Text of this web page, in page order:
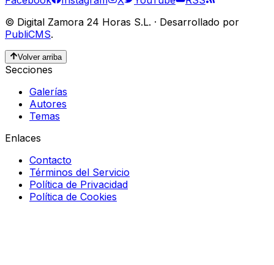
© Digital Zamora 24 Horas S.L. · Desarrollado por
PubliCMS.
Volver arriba
Secciones
Galerías
Autores
Temas
Enlaces
Contacto
Términos del Servicio
Política de Privacidad
Política de Cookies